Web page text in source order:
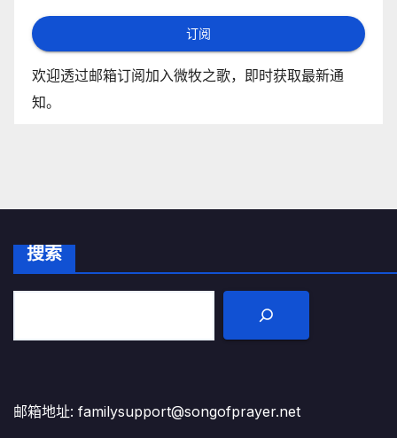
订阅
欢迎透过邮箱订阅加入微牧之歌，即时获取最新通
知。
搜索
邮箱地址: familysupport@songofprayer.net